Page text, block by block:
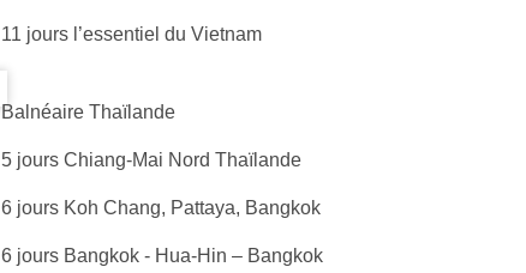
11 jours l’essentiel du Vietnam
Balnéaire Thaïlande
5 jours Chiang-Mai Nord Thaïlande
6 jours Koh Chang, Pattaya, Bangkok
6 jours Bangkok - Hua-Hin – Bangkok